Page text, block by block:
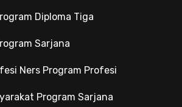
Diploma Tiga
Sarjana
Ners Program Profesi
Program Sarjana